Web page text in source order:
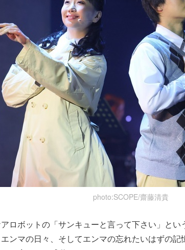
photo:SCOPE/齋藤清貴
ロボットの「サンキューと言って下さい」と
ンマの日々、そしてエンマの忘れたいはずの